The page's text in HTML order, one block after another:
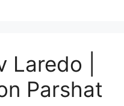
Laredo |
Parshat